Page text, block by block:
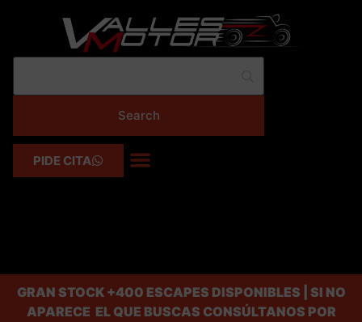
PIDE CITA
GRAN STOCK+400 ESCAPES DISPONIBLES | SI NO
APARECE EL QUE BUSCAS CONSÚLTANOS POR